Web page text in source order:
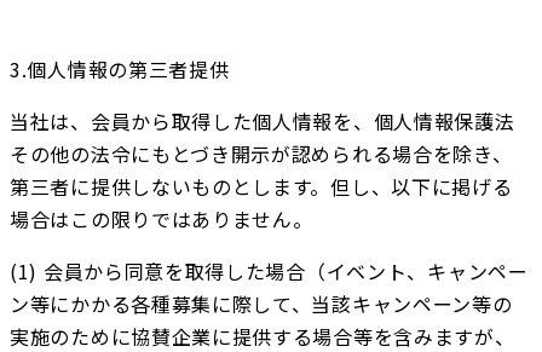
3.個人情報の第三者提供
当社は、会員から取得した個人情報を、個人情報保護法
その他の法令にもとづき開示が認められる場合を除き、
第三者に提供しないものとします。但し、以下に掲げる
場合はこの限りではありません。
(1) 会員から同意を取得した場合（イベント、キャンペー
ン等にかかる各種募集に際して、当該キャンペーン等の
実施のために協賛企業に提供する場合等を含みますが、